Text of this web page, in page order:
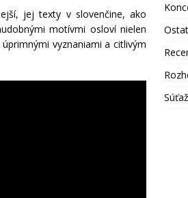
jej texty v slovenčine, ako
motívmi osloví nielen
vyznaniami a citlivým
Súťaž